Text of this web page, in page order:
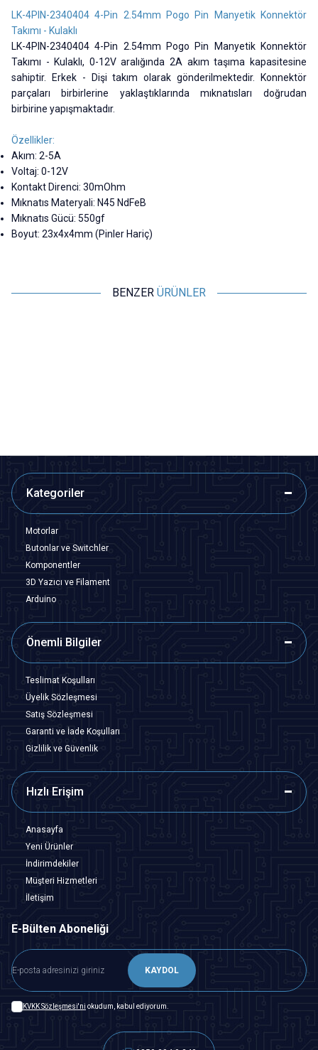
LK-4PIN-2340404 4-Pin 2.54mm Pogo Pin Manyetik Konnektör
Takımı - Kulaklı
LK-4PIN-2340404 4-Pin 2.54mm Pogo Pin Manyetik Konnektör
Takımı - Kulaklı, 0-12V aralığında 2A akım taşıma kapasitesine
sahiptir. Erkek - Dişi takım olarak gönderilmektedir. Konnektör
parçaları birbirlerine yaklaştıklarında mıknatısları doğrudan
birbirine yapışmaktadır.
Özellikler:
Akım: 2-5A
Voltaj: 0-12V
Kontakt Direnci: 30mOhm
Mıknatıs Materyali: N45 NdFeB
Mıknatıs Gücü: 550gf
Boyut: 23x4x4mm (Pinler Hariç)
BENZER ÜRÜNLER
Kategoriler
Motorlar
Butonlar ve Switchler
Komponentler
3D Yazıcı ve Filament
Arduino
Önemli Bilgiler
Teslimat Koşulları
Üyelik Sözleşmesi
Satış Sözleşmesi
Garanti ve İade Koşulları
Gizlilik ve Güvenlik
Hızlı Erişim
Anasayfa
Yeni Ürünler
İndirimdekiler
Müşteri Hizmetleri
İletişim
E-Bülten Aboneliği
KAYDOL
KVKK Sözleşmesi'ni okudum, kabul ediyorum.